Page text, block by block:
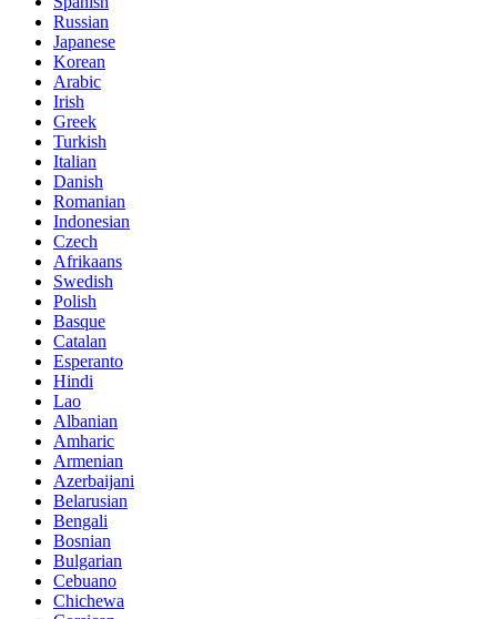
Russian
Japanese
Korean
Arabic
Irish
Greek
Turkish
Italian
Danish
Romanian
Indonesian
Czech
Afrikaans
Swedish
Polish
Basque
Catalan
Esperanto
Hindi
Lao
Albanian
Amharic
Armenian
Azerbaijani
Belarusian
Bengali
Bosnian
Bulgarian
Cebuano
Chichewa